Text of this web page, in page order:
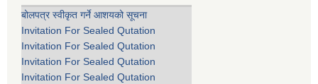
बोलपत्र स्वीकृत गर्ने आशयको सूचना
Invitation For Sealed Qutation
Invitation For Sealed Qutation
Invitation For Sealed Qutation
Invitation For Sealed Qutation